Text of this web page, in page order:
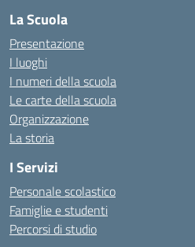
La Scuola
Presentazione
I luoghi
I numeri della scuola
Le carte della scuola
Organizzazione
La storia
I Servizi
Personale scolastico
Famiglie e studenti
Percorsi di studio